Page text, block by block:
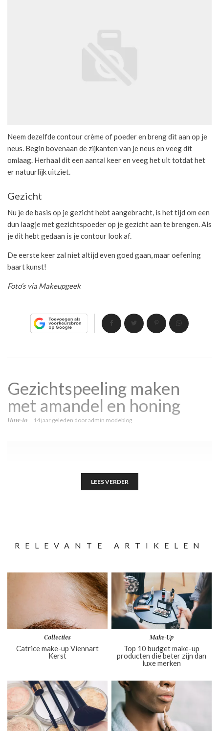
Neem dezelfde contour crème of poeder en breng dit aan op je
neus. Begin bovenaan de zijkanten van je neus en veeg dit
omlaag. Herhaal dit een aantal keer en veeg het uit totdat het
er natuurlijk uitziet.
Gezicht
Nu je de basis op je gezicht hebt aangebracht, is het tijd om een
dun laagje met gezichtspoeder op je gezicht aan te brengen. Als
je dit hebt gedaan is je contour look af.
De eerste keer zal niet altijd even goed gaan, maar oefening
baart kunst!
Foto’s via Makeupgeek
Gezichtspeeling maken
met amandel en honing
How-to 14 jaar geleden dooradmin modeblog
LEES VERDER
RELEVANTE ARTIKELEN
Collecties
Catrice make-up Viennart
Kerst
Make-Up
Top 10 budget make-up
producten die beter zijn dan
luxe merken